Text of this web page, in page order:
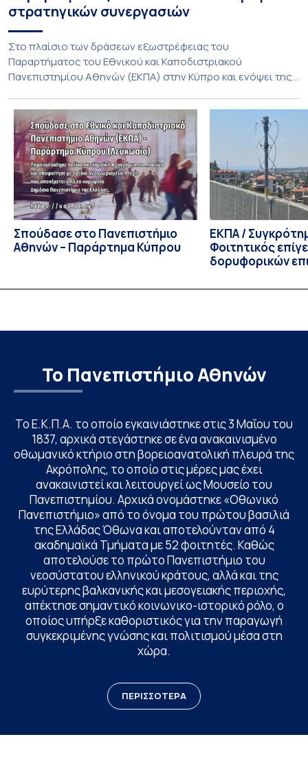
στρατηγικών συνεργασιών
Στο πλαίσιο των δράσεων εξωστρέφειας του
Παραρτήματος του Εθνικού και Καποδιστριακού
Πανεπιστημίου Αθηνών (ΕΚΠΑ) στην Κύπρο και ενόψει της
Τμήματος Οικονομικών Επιστημών και του Τμήματος
Διοίκησης Επιχειρήσεων και Οργανισμών τον Σεπτέμβριο
του 2026, ο Κοσμήτορας της Σχολής Οικονομικών και
Πολιτικών Επιστημών, Καθηγητής Νικόλαος Ηρειώτης, και ο
Πρόεδρος του Τμήματος […]
Σπούδασε στο Πανεπιστήμιο
Αθηνών – Παράρτημα Κύπρου
ΕΚΠΑ /
Φοιτητικός
δορυφορικών
Το Πανεπιστήμιο Αθηνών
Το Ε.Κ.Π.Α. το οποίο εγκαινιάστηκε στις 3 Μαΐου του
1837, αρχικά στεγάστηκε σε ένα ανακαινισμένο
οθωμανικό κτήριο στη βορειοανατολική πλευρά της
Ακρόπολης, το οποίο στις μέρες μας έχει
ανακαινιστεί και λειτουργεί ως Μουσείο του
Πανεπιστημίου. Αρχικά ονομάστηκε «Οθωνικό
Πανεπιστήμιο» από το όνομα του πρώτου βασιλιά
της Ελλάδας Όθωνα και αποτελούνταν από 4
ακαδημαϊκά Τμήματα με 52 φοιτητές. Καθώς
αποτελούσε το πρώτο Πανεπιστήμιο του
νεοσύστατου ελληνικού κράτους, αλλά και της
ευρύτερης βαλκανικής και μεσογειακής περιοχής,
απέκτησε σημαντικό κοινωνικο-ιστορικό ρόλο, ο
οποίος υπήρξε καθοριστικός για την παραγωγή
συγκεκριμένης γνώσης και πολιτισμού μέσα στη
χώρα.
ΠΕΡΙΣΣΟΤΕΡΑ